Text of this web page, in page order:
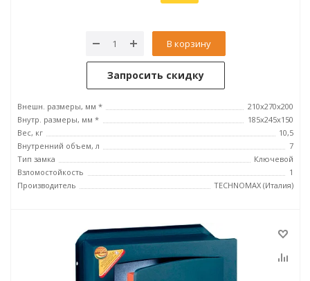
В корзину
Запросить скидку
Внешн. размеры, мм *
210x270x200
Внутр. размеры, мм *
185х245х150
Вес, кг
10,5
Внутренний объем, л
7
Тип замка
Ключевой
Взломостойкость
1
Производитель
TECHNOMAX (Италия)